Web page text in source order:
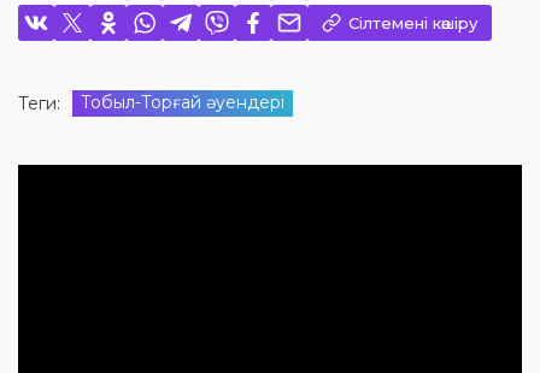
Сілтемені көшіру
Теги: Тобыл-Торғай әуендері